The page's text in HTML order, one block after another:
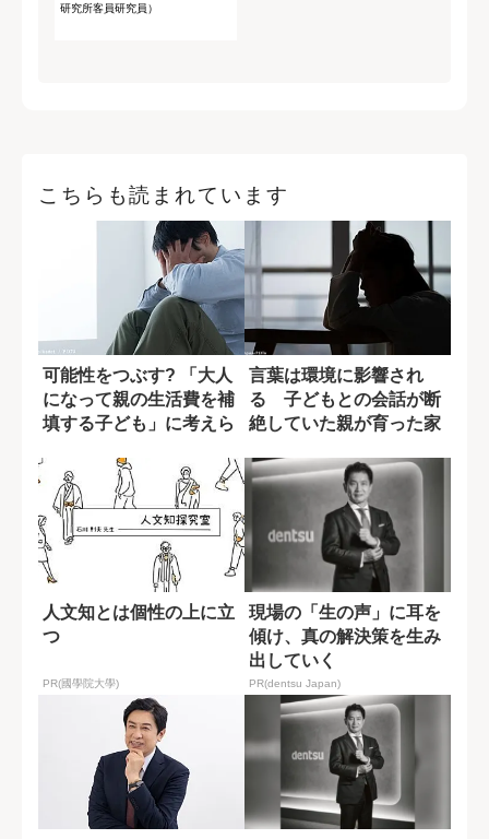
研究所客員研究員）
こちらも読まれています
可能性をつぶす? 「大人
になって親の生活費を補
填する子ども」に考えら
言葉は環境に影響され
る 子どもとの会話が断
絶していた親が育った家
人文知とは個性の上に立
つ
PR(國學院大學)
現場の「生の声」に耳を
傾け、真の解決策を生み
出していく
PR(dentsu Japan)